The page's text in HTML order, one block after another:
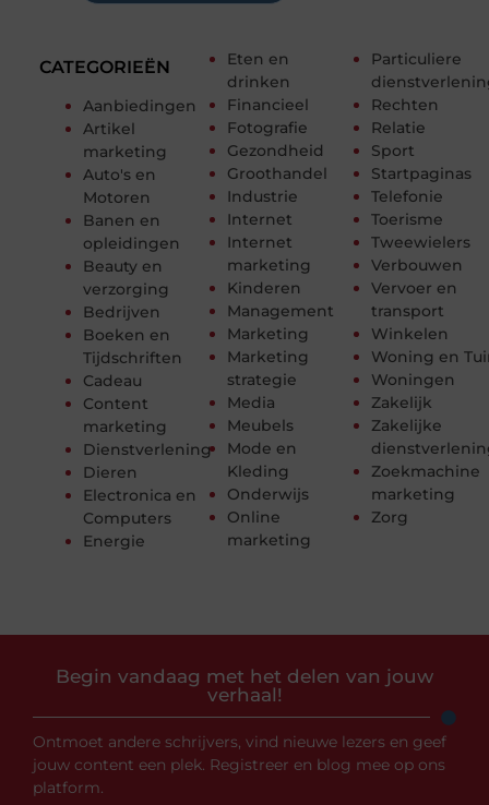
CATEGORIEËN
Aanbiedingen
Artikel
marketing
Auto's en
Motoren
Banen en
opleidingen
Beauty en
verzorging
Bedrijven
Boeken en
Tijdschriften
Cadeau
Content
marketing
Dienstverlening
Dieren
Electronica en
Computers
Energie
Eten en
drinken
Financieel
Fotografie
Gezondheid
Groothandel
Industrie
Internet
Internet
marketing
Kinderen
Management
Marketing
Marketing
strategie
Media
Meubels
Mode en
Kleding
Onderwijs
Online
marketing
Particuliere
Rechten
Relatie
Sport
Startpaginas
Telefonie
Toerisme
Tweewielers
Verbouwen
Vervoer en
transport
Winkelen
Woning en
Woningen
Zakelijk
Zakelijke
Zoekmachine
marketing
Zorg
Begin vandaag met het delen van jouw
verhaal!
Ontmoet andere schrijvers, vind nieuwe lezers en geef
jouw content een plek. Registreer en blog mee op ons
platform.